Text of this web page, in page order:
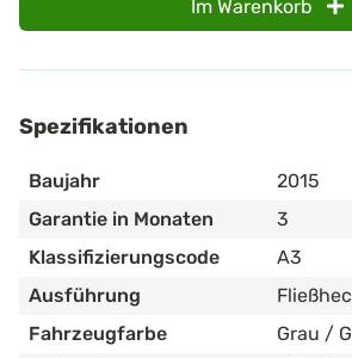
Im Warenkorb
Spezifikationen
Baujahr
2015
Garantie in Monaten
3
Klassifizierungscode
A3
Ausführung
Fahrzeugfarbe
Grau /